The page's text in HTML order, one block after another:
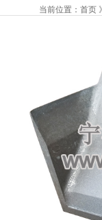
当前位置：首页